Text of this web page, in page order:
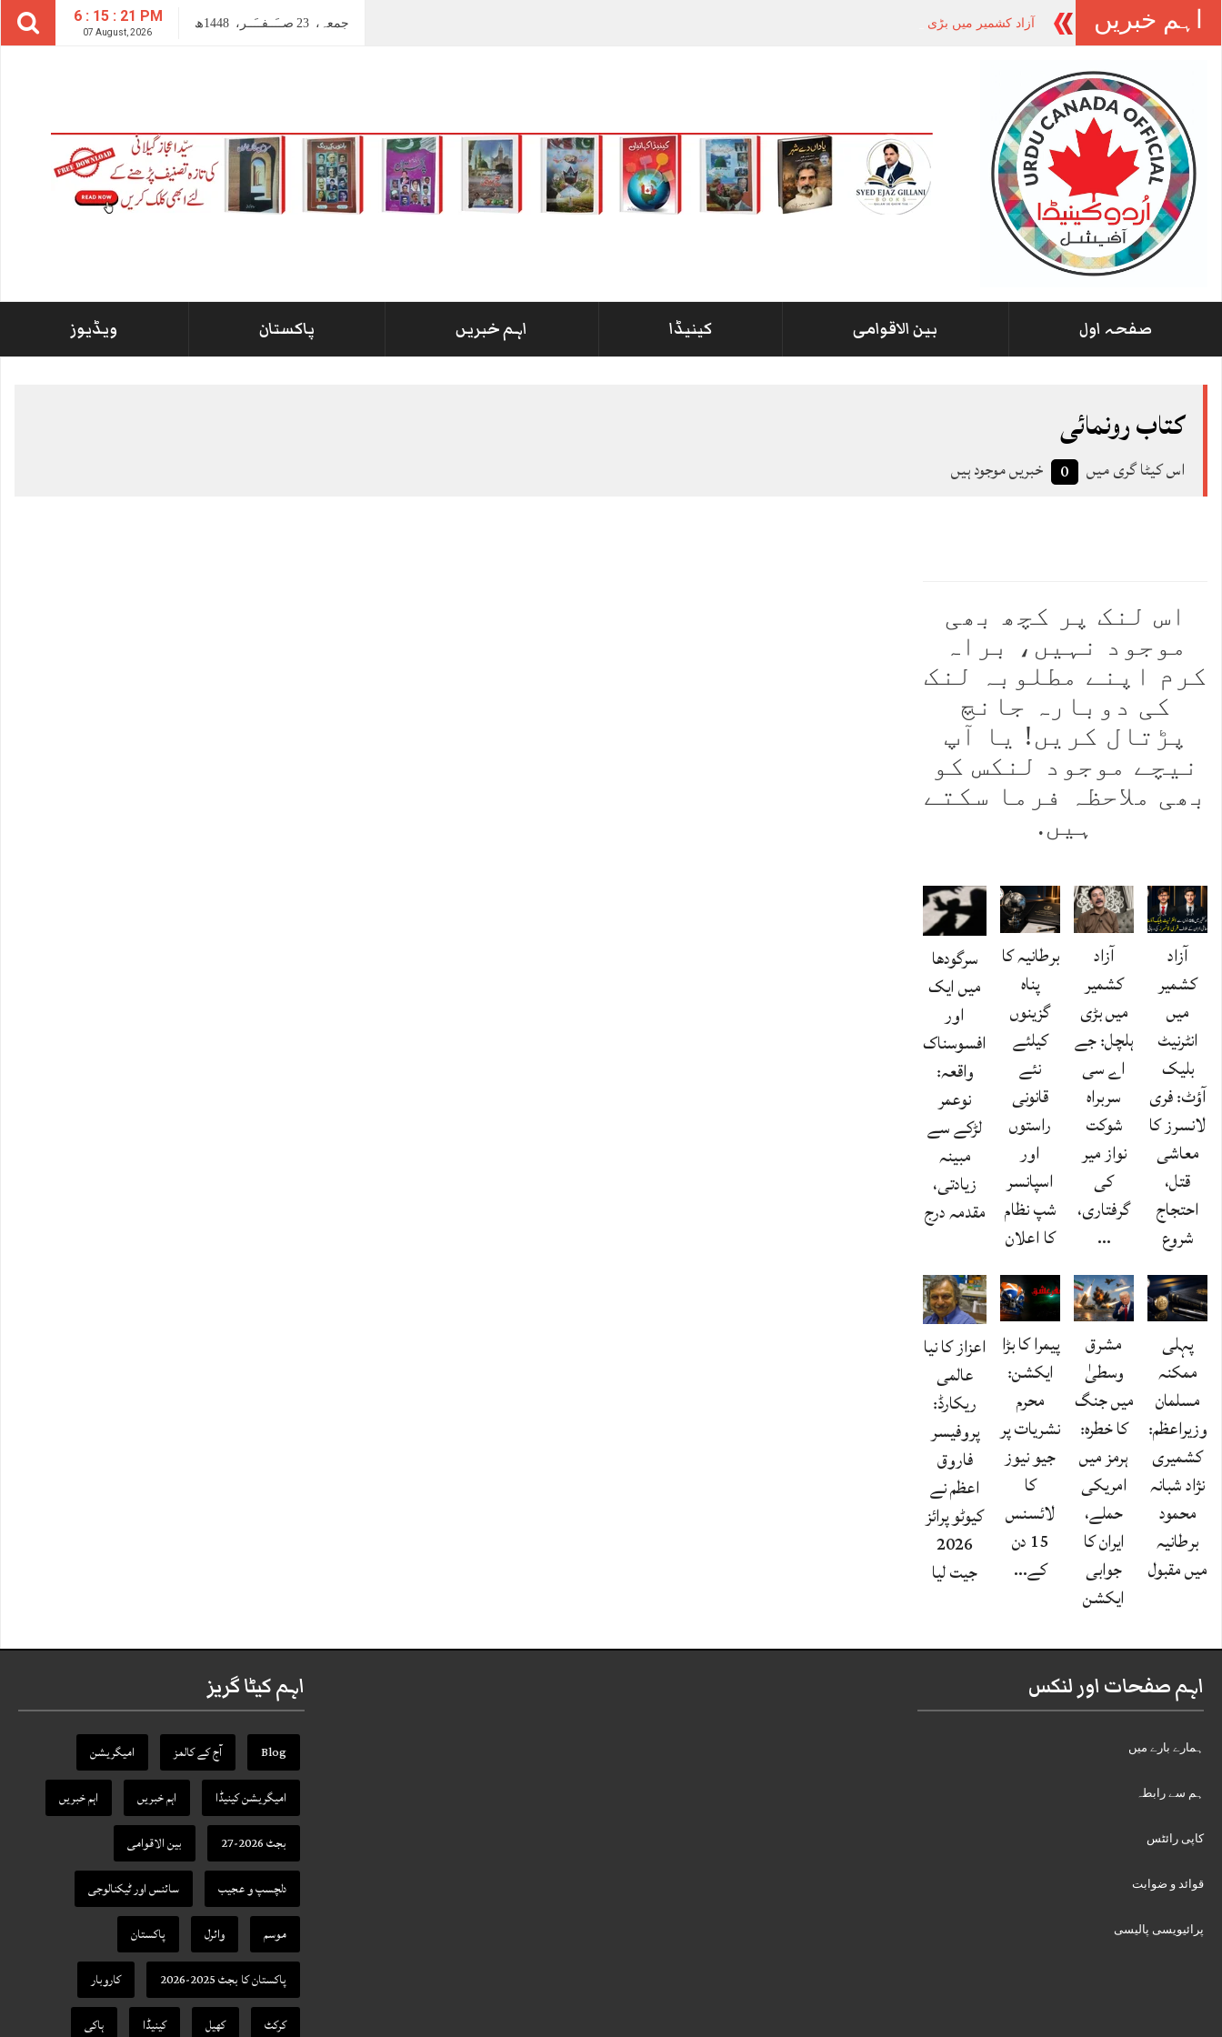
6 : 15 : 22 PM
07 August, 2026
جمعہ، 23 صــَــفــَــر، 1448ھ اہم خبریں آزاد کشمیر میں بڑی ہلچل: جے اے سی سربراہ شوکت نواز میر کی گرفتا
صفحہ اول بین الاقوامی کینیڈا اہم خبریں پاکستان ویڈیوز
کتاب رونمائی
اس کیٹا گری میں 0 خبریں موجود ہیں
اس لنک پر کچھ بھی
موجود نہیں، براہ
کرم اپنے مطلوبہ لنک
کی دوبارہ جانچ
پڑتال کریں! یا آپ
نیچے موجود لنکس کو
بھی ملاحظہ فرما سکتے
ہیں.
آزاد
کشمیر
میں
انٹرنیٹ
بلیک
آؤٹ: فری
لانسرز کا
معاشی
قتل،
احتجاج
شروع
آزاد
کشمیر
میں بڑی
ہلچل: جے
اے سی
سربراہ
شوکت
نواز میر
کی
گرفتاری،
…
برطانیہ کا
پناہ
گزینوں
کیلئے
نئے
قانونی
راستوں
اور
اسپانسر
شپ نظام
کا اعلان
سرگودھا
میں ایک
اور
افسوسناک
واقعہ:
نوعمر
لڑکے سے
مبینہ
زیادتی،
مقدمہ درج
پہلی
ممکنہ
مسلمان
وزیراعظم:
کشمیری
نژاد شبانہ
محمود
برطانیہ
میں مقبول
مشرق
وسطیٰ
میں جنگ
کا خطرہ:
ہرمز میں
امریکی
حملے،
ایران کا
جوابی
ایکشن
پیمرا کا بڑا
ایکشن:
محرم
نشریات پر
جیو نیوز
کا
لائسنس
15 دن
کے…
اعزاز کا نیا
عالمی
ریکارڈ:
پروفیسر
فاروق
اعظم نے
کیوٹو پرائز
2026
جیت لیا
اہم صفحات اور لنکس
ہمارے بارے میں
ہم سے رابطہ
کاپی رائٹس
قوائد و ضوابت
پرائیویسی پالیسی
اہم کیٹا گریز
Blog آج کے کالمز
امیگریشن
امیگریشن کینیڈا
اہم خبریں
اہم خبریں
بجٹ 2026-27
بین الاقوامی
دلچسپ و عجیب
سائنس اور ٹیکنالوجی
موسم
وائرل
پاکستان
پاکستان کا بجٹ 2025-2026
کاروبار
کرکٹ
کھیل کینیڈا ہاکی